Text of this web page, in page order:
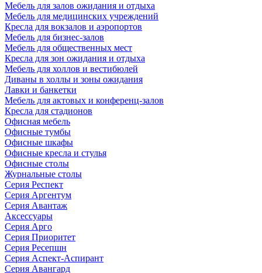
Мебель для залов ожидания и отдыха
Мебель для медицинских учреждений
Кресла для вокзалов и аэропортов
Мебель для бизнес-залов
Мебель для общественных мест
Кресла для зон ожидания и отдыха
Мебель для холлов и вестибюлей
Диваны в холлы и зоны ожидания
Лавки и банкетки
Мебель для актовых и конференц-залов
Кресла для стадионов
Офисная мебель
Офисные тумбы
Офисные шкафы
Офисные кресла и стулья
Офисные столы
Журнальные столы
Серия Респект
Серия Аргентум
Серия Авантаж
Аксессуары
Серия Арго
Серия Приоритет
Серия Ресепшн
Серия Аспект-Аспирант
Серия Авангард